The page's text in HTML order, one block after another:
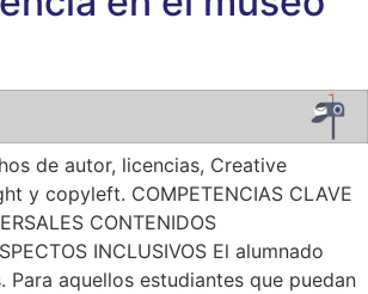
de autor, licencias, Creative
y copyleft. COMPETENCIAS CLAVE
CONTENIDOS
INCLUSIVOS El alumnado
Para aquellos estudiantes que puedan